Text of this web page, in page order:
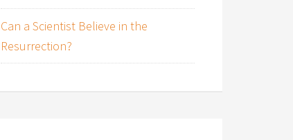
Can a Scientist Believe in the
Resurrection?